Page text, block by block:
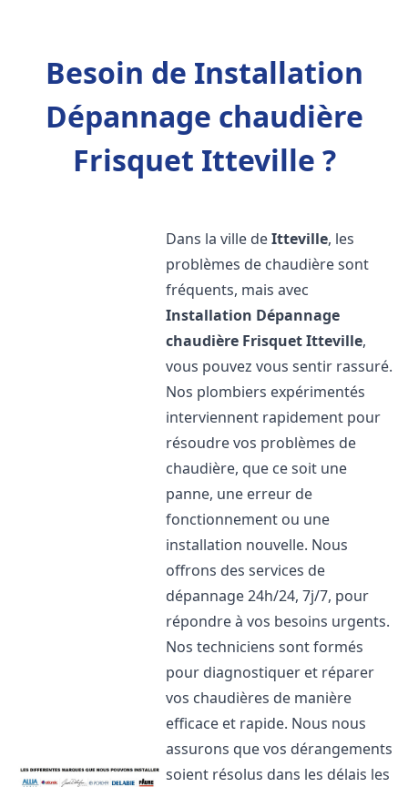
Besoin de Installation
Dépannage chaudière
Frisquet Itteville ?
Dans la ville deItteville, les
problèmes de chaudière sont
fréquents, mais avec
Installation Dépannage
chaudière FrisquetItteville,
vous pouvez vous sentir rassuré.
Nos plombiers expérimentés
interviennent rapidement pour
résoudre vos problèmes de
chaudière, que ce soit une
panne, une erreur de
fonctionnement ou une
installation nouvelle. Nous
offrons des services de
dépannage 24h/24, 7j/7, pour
répondre à vos besoins urgents.
Nos techniciens sont formés
pour diagnostiquer et réparer
vos chaudières de manière
efficace et rapide. Nous nous
assurons que vos dérangements
soient résolus dans les délais les